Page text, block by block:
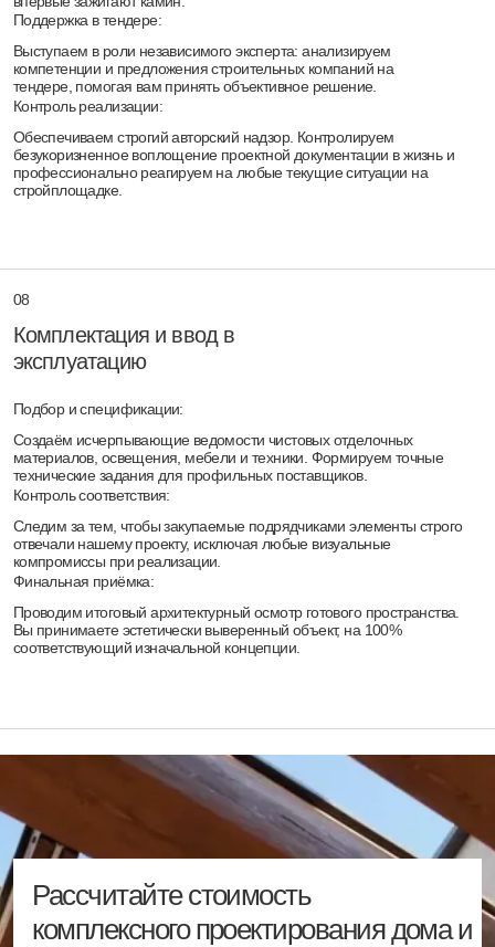
Рассчитать стоимость
Я согласен на обработку персональных данных
в соответствии сполитикой конфиденциальности
Расскажите о доме своей мечты на
консультации
архитектором
Обсудим концепцию, планировку, покажем
этапы, сроки и бюджет проекта
Я согласен на обработку персональных данных
в соответствии сполитикой конфиденциальности
Более 30 лет проектируем и
строим виллы премиум-класса,
выполняя полный цикл работ